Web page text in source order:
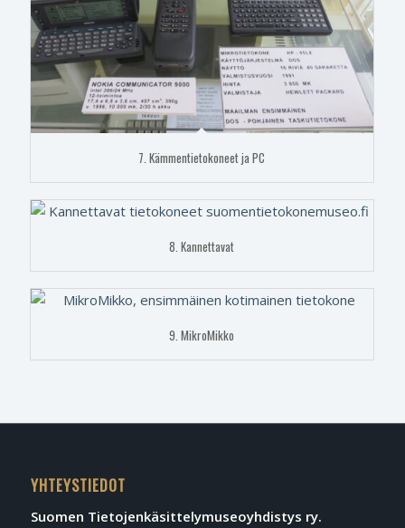
7. Kämmentietokoneet ja PC
8. Kannettavat
9. MikroMikko
YHTEYSTIEDOT
Suomen Tietojen­käsittely­museo­yhdistys ry.